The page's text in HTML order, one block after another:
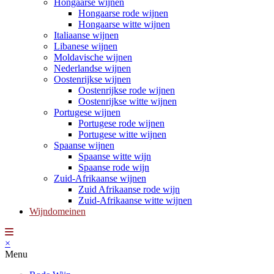
Hongaarse rode wijnen
Hongaarse witte wijnen
Italiaanse wijnen
Libanese wijnen
Moldavische wijnen
Nederlandse wijnen
Oostenrijkse wijnen
Oostenrijkse rode wijnen
Oostenrijkse witte wijnen
Portugese wijnen
Portugese rode wijnen
Portugese witte wijnen
Spaanse wijnen
Spaanse witte wijn
Spaanse rode wijn
Zuid-Afrikaanse wijnen
Zuid Afrikaanse rode wijn
Zuid-Afrikaanse witte wijnen
Wijndomeinen
×
Menu